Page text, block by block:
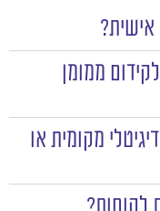
ממומן
מקומית או